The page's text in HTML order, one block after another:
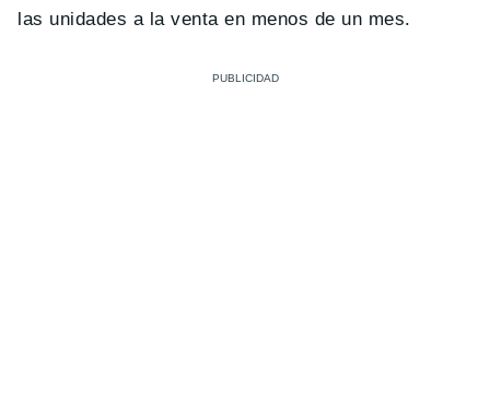
las unidades a la venta en menos de un mes.